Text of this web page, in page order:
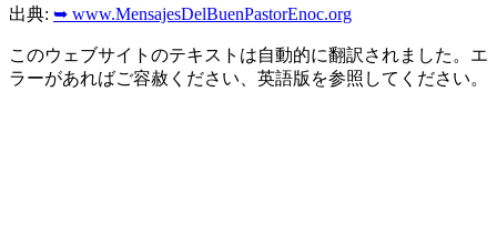
出典: ➥ www.MensajesDelBuenPastorEnoc.org
このウェブサイトのテキストは自動的に翻訳されました。エ
ラーがあればご容赦ください、英語版を参照してください。